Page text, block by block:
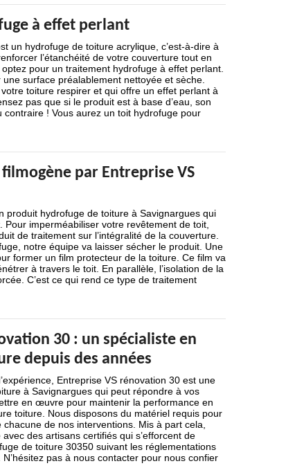
à effet perlant
un hydrofuge de toiture acrylique, c’est-à-dire à
l’étanchéité de votre couverture tout en
pour un traitement hydrofuge à effet perlant.
surface préalablement nettoyée et sèche.
toiture respirer et qui offre un effet perlant à
pas que si le produit est à base d’eau, son
contraire ! Vous aurez un toit hydrofuge pour
filmogène par Entreprise VS
produit hydrofuge de toiture à Savignargues qui
Pour imperméabiliser votre revêtement de toit,
de traitement sur l’intégralité de la couverture.
notre équipe va laisser sécher le produit. Une
former un film protecteur de la toiture. Ce film va
à travers le toit. En parallèle, l’isolation de la
C’est ce qui rend ce type de traitement
30 : un spécialiste en
depuis des années
Entreprise VS rénovation 30 est une
à Savignargues qui peut répondre à vos
en œuvre pour maintenir la performance en
toiture. Nous disposons du matériel requis pour
de nos interventions. Mis à part cela,
des artisans certifiés qui s’efforcent de
de toiture 30350 suivant les réglementations
pas à nous contacter pour nous confier